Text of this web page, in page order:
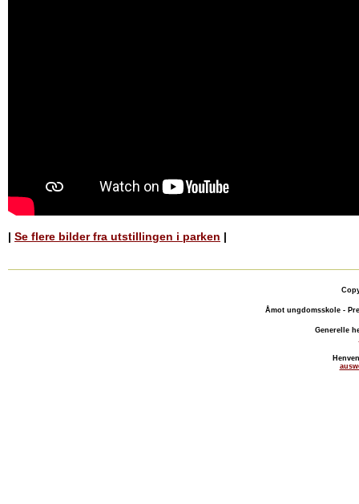
| Se flere bilder fra utstillingen i parken |
Åmot ungdomsskole -
Generelle